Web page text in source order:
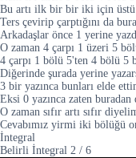
Bu artı ilk bir bir iki için
Ters çevirip çarptığını da
Arkadaşlar önce 1 yerine
O zaman 4 çarpı 1 üzeri 5
4 çarpı 1 bölü 5'ten 4 bölü 5
Diğerinde şurada yerine
3 bir yazınca bunları elde
Eksi 0 yazınca zaten buradan
O zaman sıfır artı sıfır
Cevabımız yirmi iki bölüğü
İntegral
Belirli İntegral 2 / 6